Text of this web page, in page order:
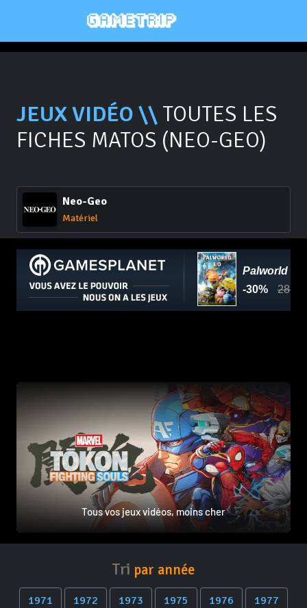
JEUX VIDÉO \\ TOUTES LES
FICHES MATOS (NEO-GEO)
Neo-Geo
Matériel
Tous vos jeux vidéos, moins cher
Tri par année
1971 1972 1973 1975 1976 1977